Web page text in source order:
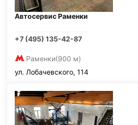
Автосервис Раменки
+7 (495) 135-42-87
Раменки(900 м)
ул. Лобачевского, 114